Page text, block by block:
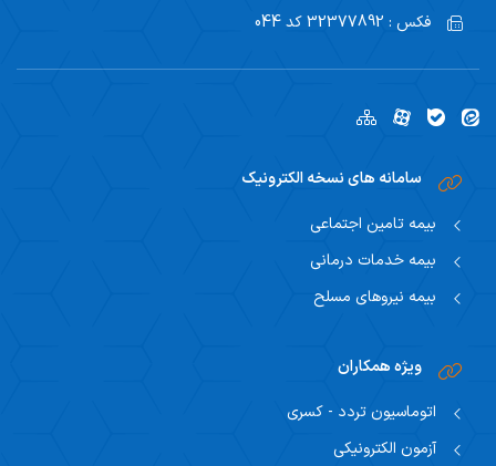
فکس :
سامانه های نسخه الکترونیک
بیمه تامین اجتماعی
بیمه خدمات درمانی
بیمه نیروهای مسلح
ویژه همکاران
اتوماسیون تردد - کسری
آزمون الکترونیکی